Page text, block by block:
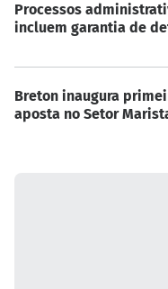
Processos
incluem garantia de
Breton inaugura
aposta no Setor